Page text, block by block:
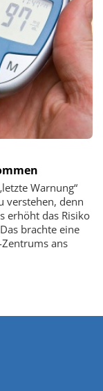
Warnung“
verstehen, denn
erhöht das Risiko
brachte eine
ans